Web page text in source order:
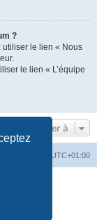
?
utiliser le lien « Nous
le lien « L’équipe
Aller à
UTC+01:00
Limited